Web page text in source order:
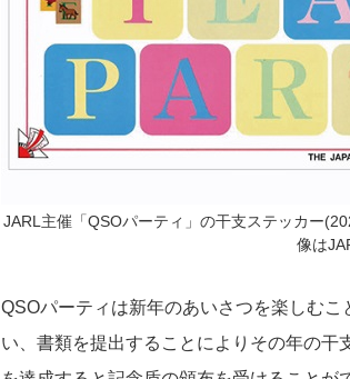
JARL主催「QSOパーティ」の干支ステッカー
像は
QSOパーティは新年のあいさつを楽しむ
い、書類を提出することによりその年の